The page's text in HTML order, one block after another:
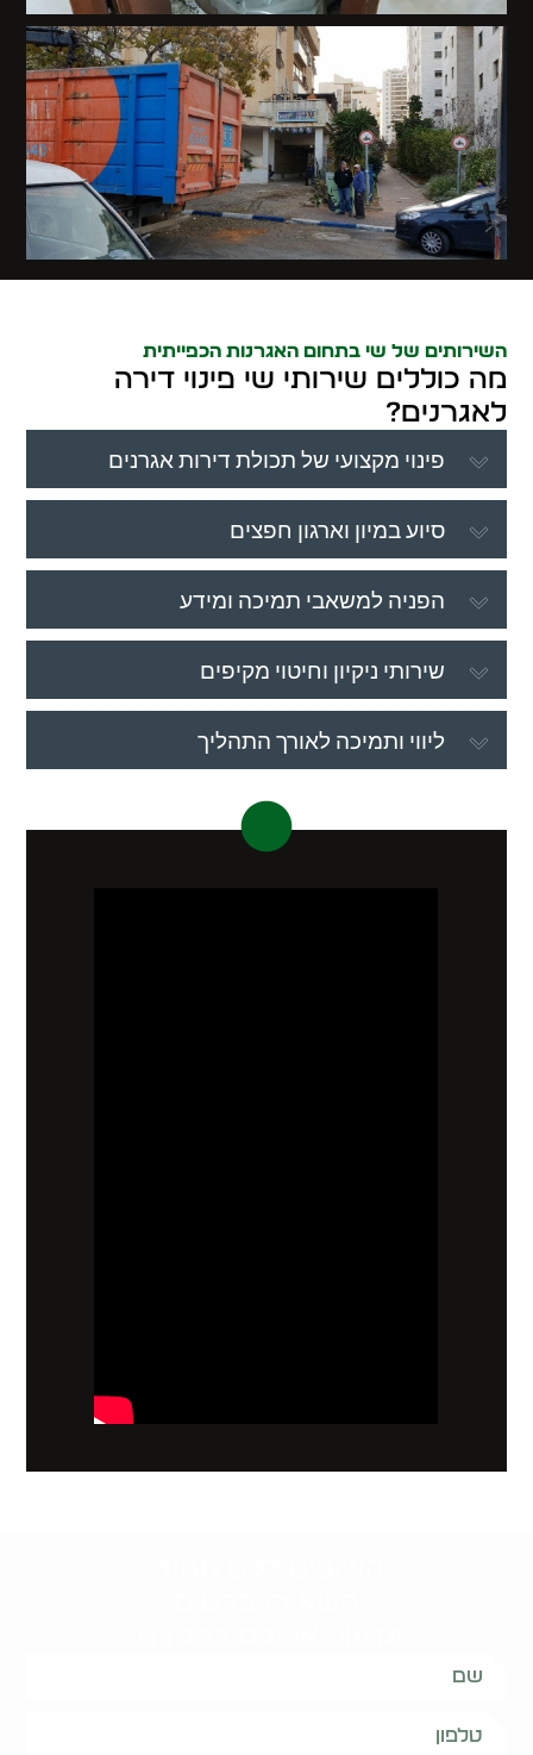
השירותים של שי בתחום האגרנות הכפייתית
מה כוללים שירותי שי פינוי דירה
לאגרנים?
פינוי מקצועי של תכולת דירות אגרנים
סיוע במיון וארגון חפצים
הפניה למשאבי תמיכה ומידע
שירותי ניקיון וחיטוי מקיפים
ליווי ותמיכה לאורך התהליך